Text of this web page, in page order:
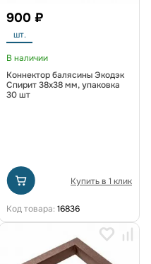
900 ₽
шт.
В наличии
Коннектор балясины Экодэк
Спирит 38х38 мм, упаковка
30 шт
Купить в 1 клик
Код товара: 16836